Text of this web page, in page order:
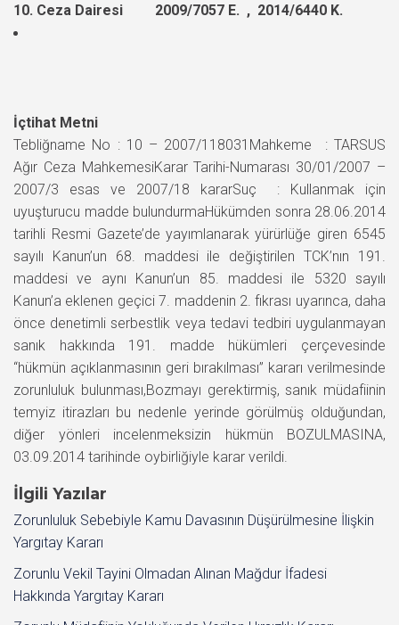
10. Ceza Dairesi 2009/7057 E. , 2014/6440 K.
İçtihat Metni
Tebliğname No : 10 – 2007/118031Mahkeme : TARSUS
Ağır Ceza MahkemesiKarar Tarihi-Numarası 30/01/2007 –
2007/3 esas ve 2007/18 kararSuç : Kullanmak için
uyuşturucu madde bulundurmaHükümden sonra 28.06.2014
tarihli Resmi Gazete’de yayımlanarak yürürlüğe giren 6545
sayılı Kanun’un 68. maddesi ile değiştirilen TCK’nın 191.
maddesi ve aynı Kanun’un 85. maddesi ile 5320 sayılı
Kanun’a eklenen geçici 7. maddenin 2. fıkrası uyarınca, daha
önce denetimli serbestlik veya tedavi tedbiri uygulanmayan
sanık hakkında 191. madde hükümleri çerçevesinde
“hükmün açıklanmasının geri bırakılması” kararı verilmesinde
zorunluluk bulunması,Bozmayı gerektirmiş, sanık müdafiinin
temyiz itirazları bu nedenle yerinde görülmüş olduğundan,
diğer yönleri incelenmeksizin hükmün BOZULMASINA,
03.09.2014 tarihinde oybirliğiyle karar verildi.
İlgili Yazılar
Zorunluluk Sebebiyle Kamu Davasının Düşürülmesine İlişkin
Yargıtay Kararı
Zorunlu Vekil Tayini Olmadan Alınan Mağdur İfadesi
Hakkında Yargıtay Kararı